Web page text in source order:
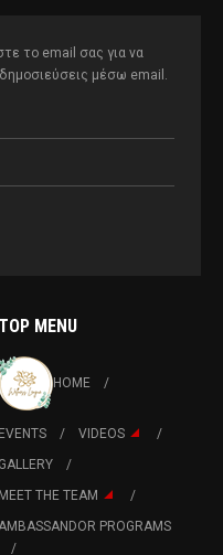
το email σας για να
μέσω email.
TOP MENU
HOME
EVENTS
VIDEOS
GALLERY
MEET THE TEAM
PROGRAMS